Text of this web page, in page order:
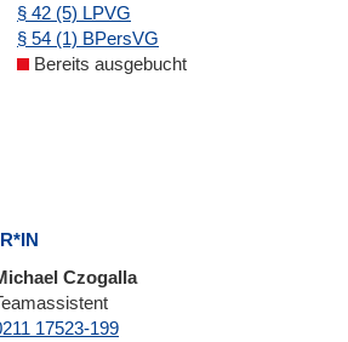
§ 42 (5) LPVG
§ 54 (1) BPersVG
Bereits ausgebucht
Czogalla
17523-199